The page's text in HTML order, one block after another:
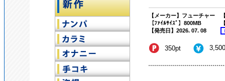
【メーカー】フューチャー
【ﾌｧｲﾙｻｲｽﾞ】800MB
【発売日】2026. 07. 08
350pt